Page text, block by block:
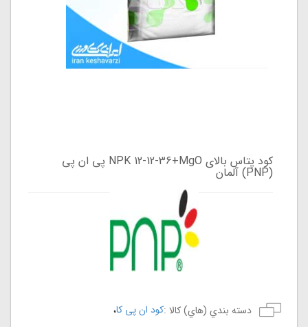
کود پتاس بالای NPK 12-12-36+MgO پی ان پی
(PNP) آلمان
دسته بندي (هاي) کالا :کود ان پی کا،